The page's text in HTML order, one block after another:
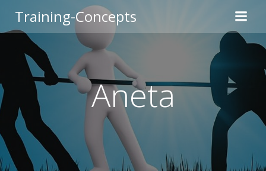
Inhalt
springen
Training-Concepts
Aneta